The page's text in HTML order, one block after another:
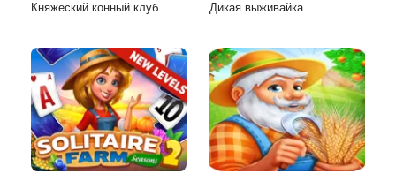
Княжеский конный клуб Дикая выживайка